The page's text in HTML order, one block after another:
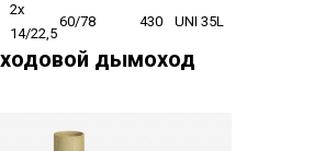
2x
14/22,5
60/78 430 UNI 35L
дымоход